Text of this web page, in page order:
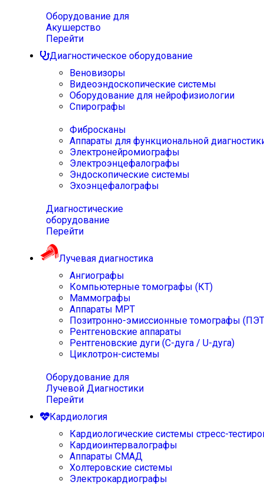
Оборудование для
Акушерство
Перейти
Диагностическое оборудование
Веновизоры
Видеоэндоскопические системы
Оборудование для нейрофизиологии
Спирографы
Фибросканы
Аппараты для функциональной
Электронейромиографы
Электроэнцефалографы
Эндоскопические системы
Эхоэнцефалографы
Диагностические
оборудование
Перейти
Лучевая диагностика
Ангиографы
Компьютерные томографы (КТ)
Маммографы
Аппараты МРТ
Позитронно-эмиссионные томографы
Рентгеновские аппараты
Рентгеновские дуги (С-дуга / U-дуга)
Циклотрон-системы
Оборудование для
Лучевой Диагностики
Перейти
Кардиология
Кардиологические системы стресс-
Кардиоинтервалографы
Аппараты СМАД
Холтеровские системы
Электрокардиографы